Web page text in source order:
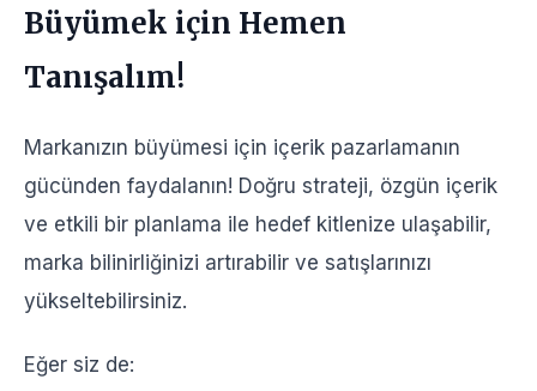
Büyümek için Hemen
Tanışalım!
Markanızın büyümesi için içerik pazarlamanın
gücünden faydalanın! Doğru strateji, özgün içerik
ve etkili bir planlama ile hedef kitlenize ulaşabilir,
marka bilinirliğinizi artırabilir ve satışlarınızı
yükseltebilirsiniz.
Eğer siz de: